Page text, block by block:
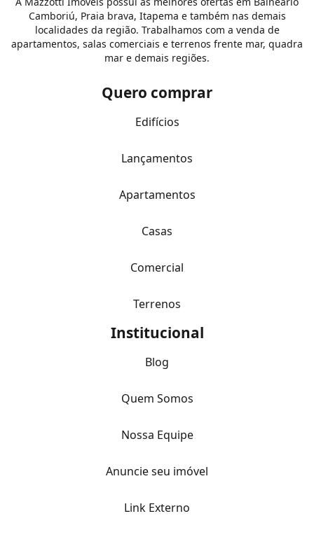
Camboriú, Praia brava, Itapema e também nas demais
localidades da região. Trabalhamos com a venda de
apartamentos, salas comerciais e terrenos frente mar, quadra
mar e demais regiões.
Quero comprar
Edifícios
Lançamentos
Apartamentos
Casas
Comercial
Terrenos
Institucional
Blog
Quem Somos
Nossa Equipe
Anuncie seu imóvel
Link Externo